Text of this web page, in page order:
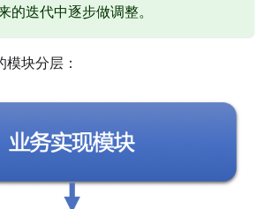
的迭代中逐步做调整。
块分层：